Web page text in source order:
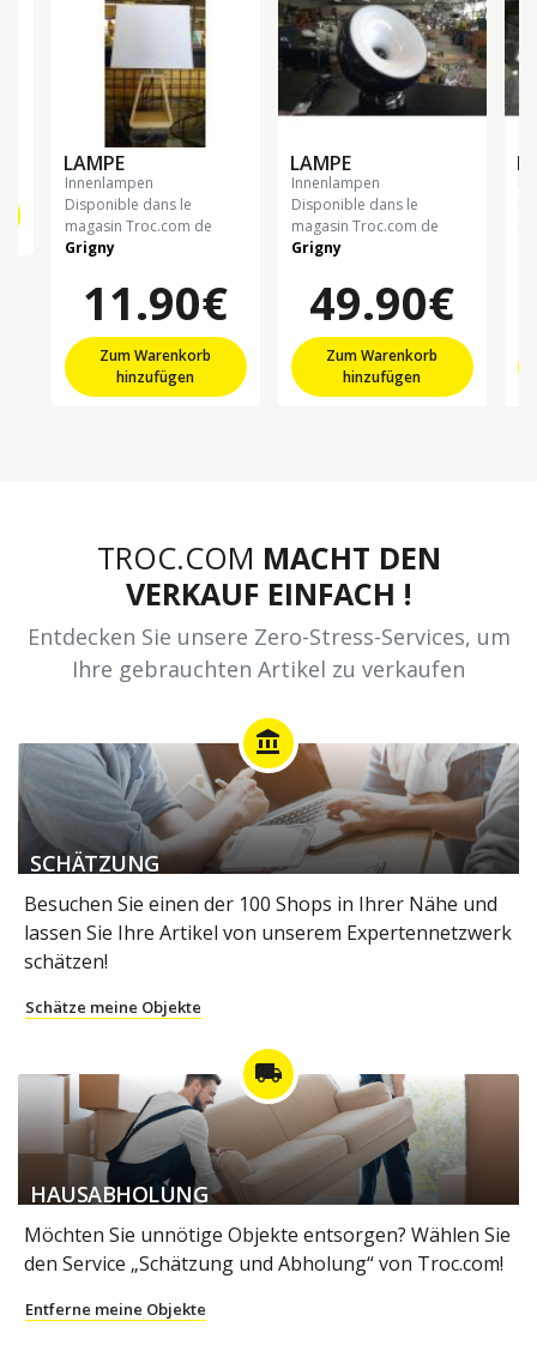
LAMPE
innenlampen
Disponible dans le
magasin Troc.com de
Grigny
11.90€
Zum Warenkorb
hinzufügen
LAMPE
innenlampen
Disponible dans le
magasin Troc.com de
Grigny
49.90€
Zum Warenkorb
hinzufügen
TROC.COM MACHT DEN
VERKAUF EINFACH !
Entdecken Sie unsere Zero-Stress-Services, um
Ihre gebrauchten Artikel zu verkaufen
account_balance
SCHÄTZUNG
Besuchen Sie einen der 100 Shops in Ihrer Nähe und
lassen Sie Ihre Artikel von unserem Expertennetzwerk
schätzen!
Schätze meine Objekte
local_shipping
HAUSABHOLUNG
Möchten Sie unnötige Objekte entsorgen? Wählen Sie
den Service „Schätzung und Abholung“ von Troc.com!
Entferne meine Objekte